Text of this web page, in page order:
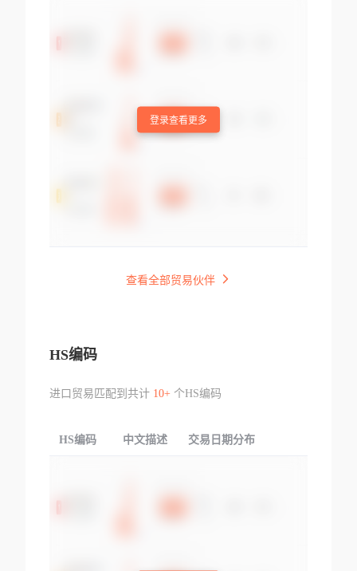
登录查看更多
查看全部贸易伙伴
HS编码
进口贸易匹配到共计 10+个HS编码
HS编码 中文描述 交易日期分布